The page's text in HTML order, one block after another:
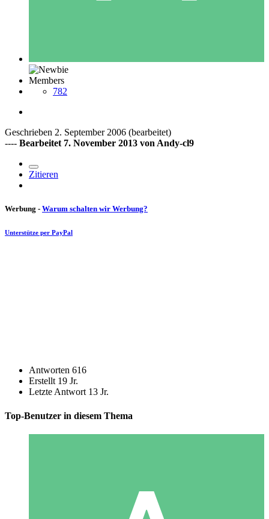
Members
782
Geschrieben 2. September 2006 (bearbeitet)
---- Bearbeitet 7. November 2013 von Andy-cl9
Zitieren
Werbung - Warum schalten wir Werbung?
Unterstütze per PayPal
Antworten 616
Erstellt 19 Jr.
Letzte Antwort 13 Jr.
Top-Benutzer in diesem Thema